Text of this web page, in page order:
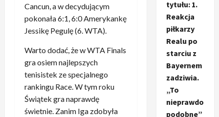
Cancun, a w decydującym
pokonała 6:1, 6:0 Amerykankę
Jessikę Pegulę (6. WTA).
Warto dodać, że w WTA Finals
gra osiem najlepszych
tenisistek ze specjalnego
rankingu Race. W tym roku
Świątek gra naprawdę
świetnie. Zanim Iga zdobyła
tytułu: 1.
Reakcja
piłkarzy
Realu po
starciu z
Bayernem
zadziwia.
„To
nieprawdo
podobne”